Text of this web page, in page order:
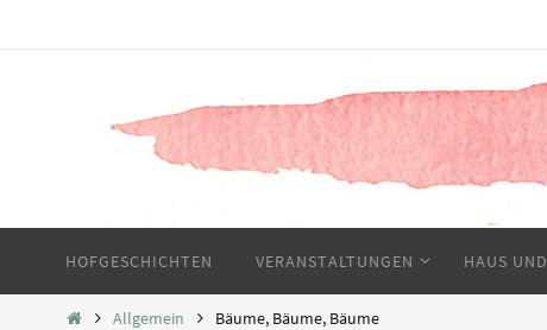
springen
HOFGESCHICHTEN VERANSTALTUNGEN HAUS
HomeAllgemein Bäume, Bäume, Bäume